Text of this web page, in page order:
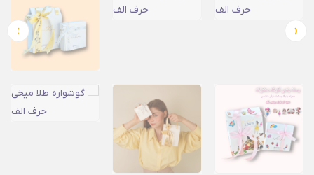
‹
›